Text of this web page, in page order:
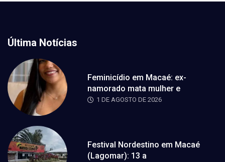
Última Notícias
Feminicídio em Macaé: ex-
namorado mata mulher e
1 DE AGOSTO DE 2026
Festival Nordestino em Macaé
(Lagomar): 13 a